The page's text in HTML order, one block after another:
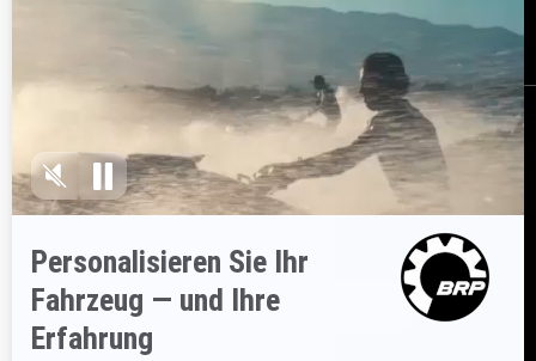
BESTELLEN
Melden Sie sich für unsere E-Mails an.Lassen Sie sich immer
sofort über aktuelle Ereignisse, Neuigkeiten und Transaktionen
ABONNIEREN